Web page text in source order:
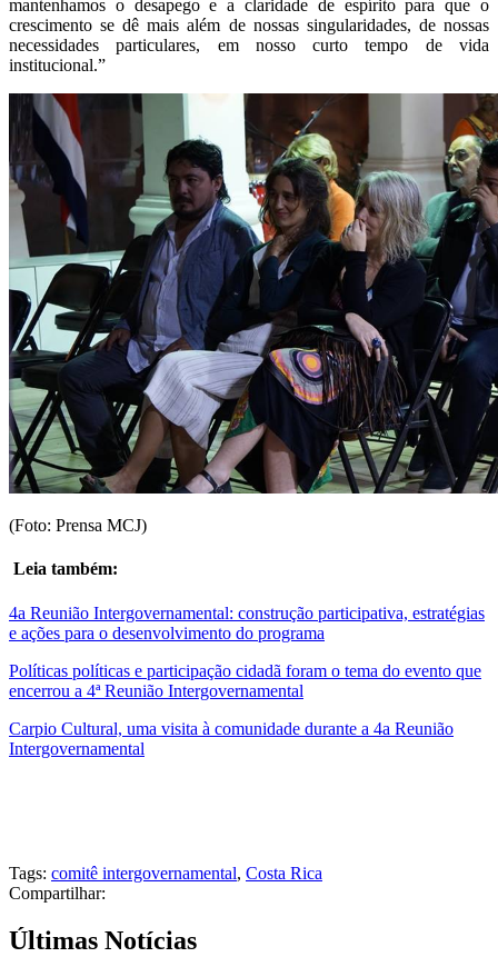
mantenhamos o desapego e a claridade de espírito para que o
crescimento se dê mais além de nossas singularidades, de nossas
necessidades particulares, em nosso curto tempo de vida
institucional.”
(Foto: Prensa MCJ)
Leia também:
4a Reunião Intergovernamental: construção participativa, estratégias
e ações para o desenvolvimento do programa
Políticas políticas e participação cidadã foram o tema do evento que
encerrou a 4ª Reunião Intergovernamental
Carpio Cultural, uma visita à comunidade durante a 4a Reunião
Intergovernamental
Tags: comitê intergovernamental, Costa Rica
Compartilhar:
Últimas Notícias